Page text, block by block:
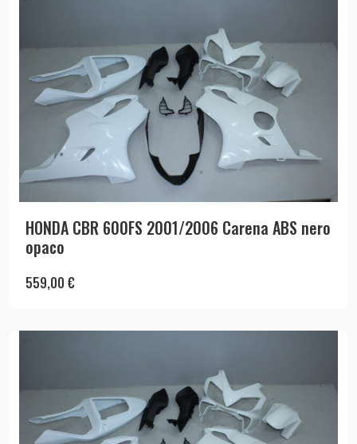
HONDA CBR 600FS 2001/2006 Carena ABS nero
opaco
559,00 €